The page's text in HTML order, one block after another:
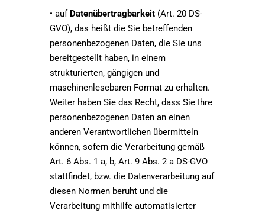
• auf Datenübertragbarkeit (Art. 20 DS-
GVO), das heißt die Sie betreffenden
personenbezogenen Daten, die Sie uns
bereitgestellt haben, in einem
strukturierten, gängigen und
maschinenlesebaren Format zu erhalten.
Weiter haben Sie das Recht, dass Sie Ihre
personenbezogenen Daten an einen
anderen Verantwortlichen übermitteln
können, sofern die Verarbeitung gemäß
Art. 6 Abs. 1 a, b, Art. 9 Abs. 2 a DS-GVO
stattfindet, bzw. die Datenverarbeitung auf
diesen Normen beruht und die
Verarbeitung mithilfe automatisierter